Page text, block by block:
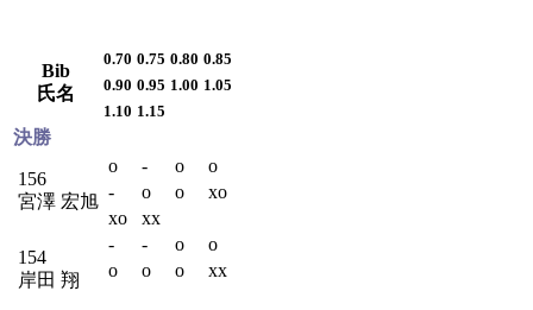
Bib
氏名
0.70 0.75 0.80 0.85
0.90 0.95 1.00 1.05
1.10 1.15
決勝
156
宮澤 宏旭
o - o
o
-
o o
xo
xo
xx
154
岸田 翔
- - o
o
o
o o xx